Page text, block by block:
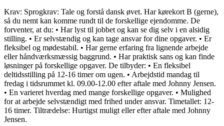
Krav: Sprogkrav: Tale og forstå dansk øvet. Har kørekort B (gerne),
så du nemt kan komme rundt til de forskellige ejendomme. De
forventer, at du: • Har lyst til jobbet og kan se dig selv i en alsidig
stilling. • Er selvstændig og kan tage ansvar for dine opgaver. • Er
fleksibel og mødestabil. • Har gerne erfaring fra lignende arbejde
eller håndværksmæssig baggrund. • Har praktisk sans og kan finde
løsninger på forskellige opgaver. De tilbyder: • En fleksibel
deltidsstilling på 12-16 timer om ugen. • Arbejdstid mandag til
fredag i tidsrummet kl. 09.00-12.00 efter aftale med Johnny Jensen.
• En varieret hverdag med mange forskellige opgaver. • Mulighed
for at arbejde selvstændigt med frihed under ansvar. Timetallet: 12-
16 timer. Tiltrædelse: Hurtigst muligt eller efter aftale med Johnny
Jensen.